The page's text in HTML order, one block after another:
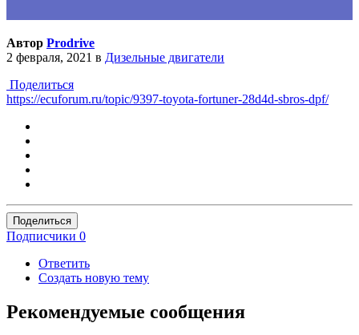
Автор Prodrive
2 февраля, 2021 в Дизельные двигатели
Поделиться
https://ecuforum.ru/topic/9397-toyota-fortuner-28d4d-sbros-dpf/
Поделиться
Подписчики 0
Ответить
Создать новую тему
Рекомендуемые сообщения